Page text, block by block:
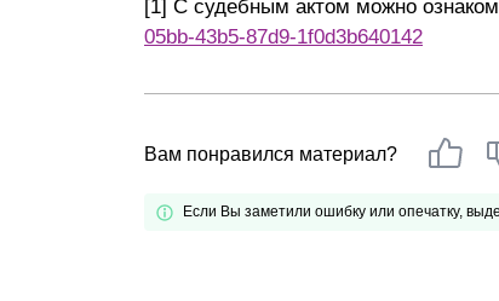
[1] С судебным актом можно
05bb-43b5-87d9-1f0d3b640142
Вам понравился материал?
Если Вы заметили ошибку или опечатку,